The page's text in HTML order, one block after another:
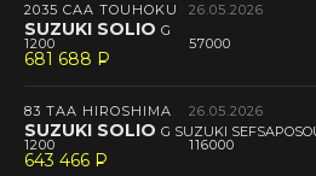
2035 CAA TOUHOKU 26.05.2026
SUZUKI SOLIO G
1200 57000
681 688 P
--
83 TAA HIROSHIMA 26.05.2026
SUZUKI SOLIO G SUZUKI
1200 116000
643 466 P
--